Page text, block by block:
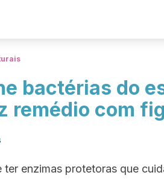
bactérias do
remédio com
ter enzimas protetoras que